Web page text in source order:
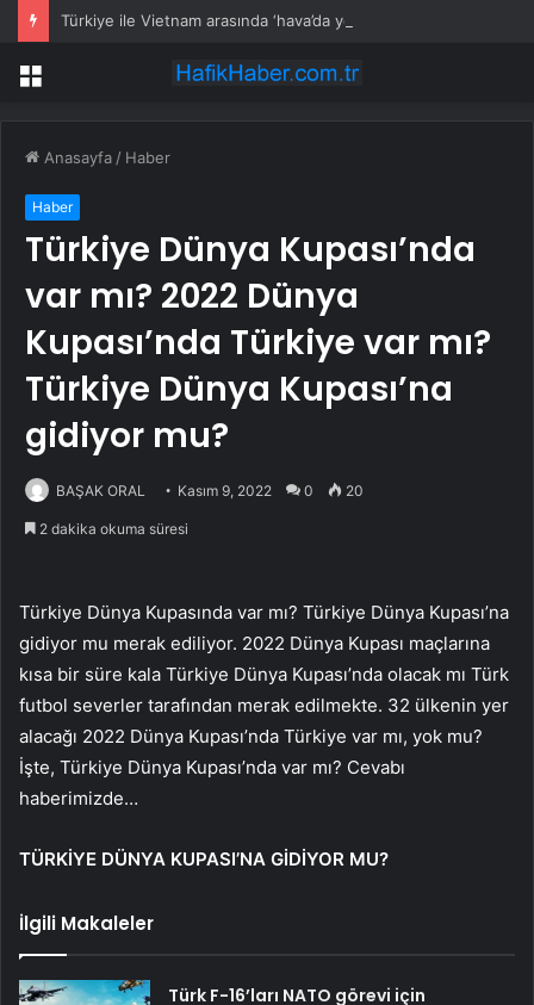
Menü
Anasayfa / Haber
Haber
Türkiye Dünya Kupası’nda
var mı? 2022 Dünya
Kupası’nda Türkiye var mı?
Türkiye Dünya Kupası’na
gidiyor mu?
BAŞAK ORAL Kasım 9, 2022 0 20
2 dakika okuma süresi
Türkiye Dünya Kupasında var mı? Türkiye Dünya Kupası’na
gidiyor mu merak ediliyor. 2022 Dünya Kupası maçlarına
kısa bir süre kala Türkiye Dünya Kupası’nda olacak mı Türk
futbol severler tarafından merak edilmekte. 32 ülkenin yer
alacağı 2022 Dünya Kupası’nda Türkiye var mı, yok mu?
İşte, Türkiye Dünya Kupası’nda var mı? Cevabı
haberimizde…
TÜRKİYE DÜNYA KUPASI’NA GİDİYOR MU?
İlgili Makaleler
Türk F-16’ları NATO görevi için